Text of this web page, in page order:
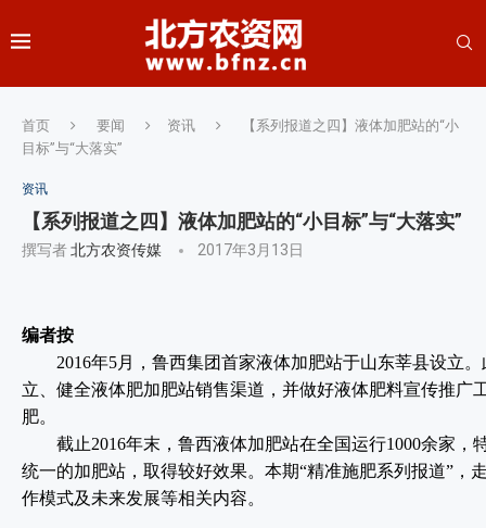
首页 要闻 资讯
【系列报道之四】液体加肥站的“小
目标”与“大落实”
资讯
【系列报道之四】液体加肥站的“小目标”与“大落实”
撰写者北方农资传媒 2017年3月13日
编者按
2016年5月，鲁西集团首家液体加肥站于山东莘县设立。
立、健全液体肥加肥站销售渠道，并做好液体肥料宣传推广
肥。
截止2016年末，鲁西液体加肥站在全国运行1000余家，
统一的加肥站，取得较好效果。本期“精准施肥系列报道”，
作模式及未来发展等相关内容。